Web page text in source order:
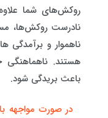
روکش‌های شما
نادرست روکش‌ها،
ناهموار و برآمدگی
هستند.
باعث بریدگی شود.
در صورت مواجهه